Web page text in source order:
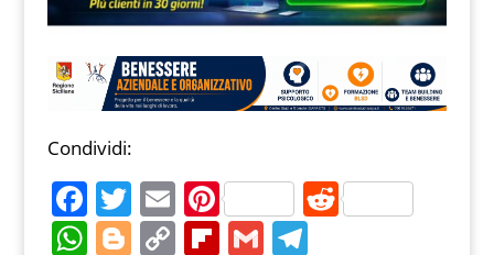
Condividi:
F
a
T
w
E
m
Pi
nt
R
W Bl C Fl G T